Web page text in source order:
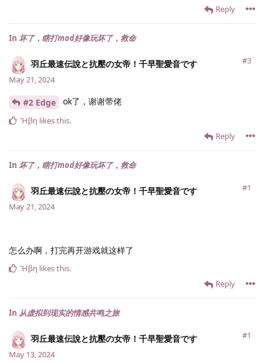
Reply
In 坏了，瞎打mod好像玩坏了，救命
羽丘最速伝說と抗壓の女帝！千早聖愛音です
#3
May 21, 2024
#2 Edge ok了，谢谢带佬
Reply
Ἥβη likes this.
In 坏了，瞎打mod好像玩坏了，救命
羽丘最速伝說と抗壓の女帝！千早聖愛音です
#1
May 21, 2024
怎么办啊，打完再开游戏就这样了
Reply
Ἥβη likes this.
In 从虚拟到现实的情感共鸣之旅
羽丘最速伝說と抗壓の女帝！千早聖愛音です
#1
May 13, 2024